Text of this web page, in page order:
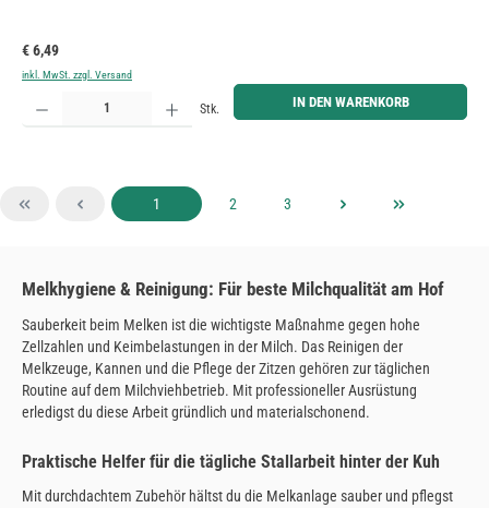
Regulärer Preis:
€ 6,49
inkl. MwSt. zzgl. Versand
Produkt Anzahl: Gib den gewünschten Wert ein oder benutze die Schaltflächen um die Anzahl zu
Stk. IN DEN WARENKORB
Seite
1 Seite
2 Seite
3
Melkhygiene & Reinigung: Für beste Milchqualität am Hof
Sauberkeit beim Melken ist die wichtigste Maßnahme gegen hohe
Zellzahlen und Keimbelastungen in der Milch. Das Reinigen der
Melkzeuge, Kannen und die Pflege der Zitzen gehören zur täglichen
Routine auf dem Milchviehbetrieb. Mit professioneller Ausrüstung
erledigst du diese Arbeit gründlich und materialschonend.
Praktische Helfer für die tägliche Stallarbeit hinter der Kuh
Mit durchdachtem Zubehör hältst du die Melkanlage sauber und pflegst